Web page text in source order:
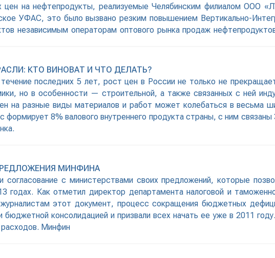
цен на нефтепродукты, реализуемые Челябинским филиалом ООО
УФАС, это было вызвано резким повышением Вертикально-
независимым операторам оптового рынка продаж
КТО ВИНОВАТ И ЧТО ДЕЛАТЬ?
последних 5 лет, рост цен в России не только не
но в особенности — строительной, а также связанных с ней
на разные виды материалов и работ может колебаться в весьма
8% валового внутреннего продукта страны, с ним
МИНФИНА
с министерствами своих предложений, которые
годах. Как отметил директор департамента налоговой и
этот документ, процесс сокращения бюджетных
бюджетной консолидацией и призвали всех начать ее уже в 2011
Минфин